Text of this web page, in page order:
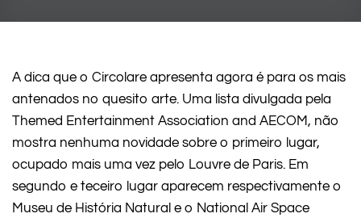
A dica que o Circolare apresenta agora é para os mais
antenados no quesito arte. Uma lista divulgada pela
Themed Entertainment Association and AECOM, não
mostra nenhuma novidade sobre o primeiro lugar,
ocupado mais uma vez pelo Louvre de Paris. Em
segundo e teceiro lugar aparecem respectivamente o
Museu de História Natural e o National Air Space